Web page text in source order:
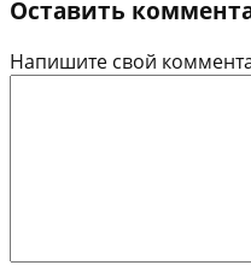
Оставить
Напишите свой